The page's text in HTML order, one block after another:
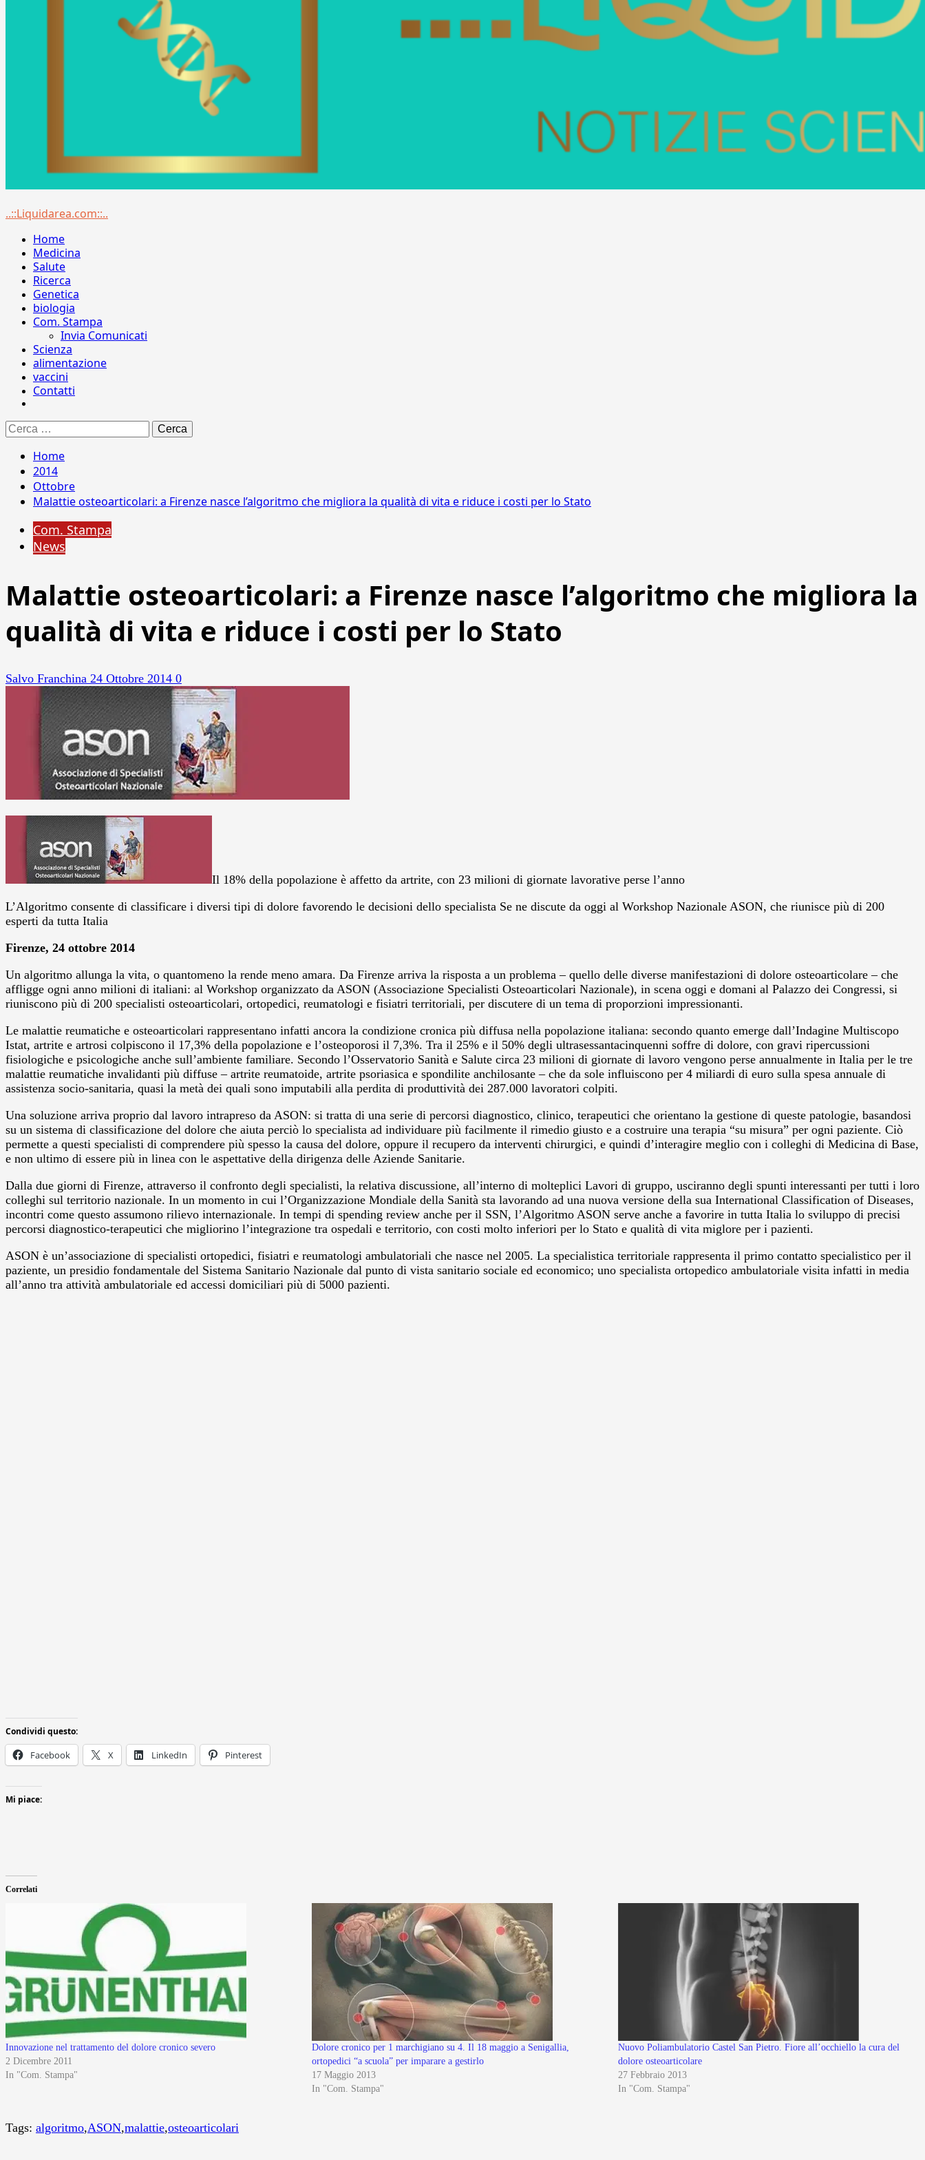
Menu
..::Liquidarea.com::..
Home
Medicina
Salute
Ricerca
Genetica
biologia
Com. Stampa
Invia Comunicati
Scienza
alimentazione
vaccini
Contatti
Ricerca
per:
Home
2014
Ottobre
Malattie osteoarticolari: a Firenze nasce l’algoritmo che migliora la qualità di vita e riduce i costi per lo Stato
Com. Stampa
News
Malattie osteoarticolari: a Firenze nasce l’algoritmo che migliora la
qualità di vita e riduce i costi per lo Stato
Salvo Franchina 24 Ottobre 2014 0
Il 18% della popolazione è affetto da artrite, con 23 milioni di giornate lavorative perse l’anno
L’Algoritmo consente di classificare i diversi tipi di dolore favorendo le decisioni dello specialista Se ne discute da oggi al Workshop Nazionale ASON, che riunisce più di 200
esperti da tutta Italia
Firenze, 24 ottobre 2014
Un algoritmo allunga la vita, o quantomeno la rende meno amara. Da Firenze arriva la risposta a un problema – quello delle diverse manifestazioni di dolore osteoarticolare – che
affligge ogni anno milioni di italiani: al Workshop organizzato da ASON (Associazione Specialisti Osteoarticolari Nazionale), in scena oggi e domani al Palazzo dei Congressi, si
riuniscono più di 200 specialisti osteoarticolari, ortopedici, reumatologi e fisiatri territoriali, per discutere di un tema di proporzioni impressionanti.
Le malattie reumatiche e osteoarticolari rappresentano infatti ancora la condizione cronica più diffusa nella popolazione italiana: secondo quanto emerge dall’Indagine Multiscopo
Istat, artrite e artrosi colpiscono il 17,3% della popolazione e l’osteoporosi il 7,3%. Tra il 25% e il 50% degli ultrasessantacinquenni soffre di dolore, con gravi ripercussioni
fisiologiche e psicologiche anche sull’ambiente familiare. Secondo l’Osservatorio Sanità e Salute circa 23 milioni di giornate di lavoro vengono perse annualmente in Italia per le tre
malattie reumatiche invalidanti più diffuse – artrite reumatoide, artrite psoriasica e spondilite anchilosante – che da sole influiscono per 4 miliardi di euro sulla spesa annuale di
assistenza socio-sanitaria, quasi la metà dei quali sono imputabili alla perdita di produttività dei 287.000 lavoratori colpiti.
Una soluzione arriva proprio dal lavoro intrapreso da ASON: si tratta di una serie di percorsi diagnostico, clinico, terapeutici che orientano la gestione di queste patologie, basandosi
su un sistema di classificazione del dolore che aiuta perciò lo specialista ad individuare più facilmente il rimedio giusto e a costruire una terapia “su misura” per ogni paziente. Ciò
permette a questi specialisti di comprendere più spesso la causa del dolore, oppure il recupero da interventi chirurgici, e quindi d’interagire meglio con i colleghi di Medicina di Base,
e non ultimo di essere più in linea con le aspettative della dirigenza delle Aziende Sanitarie.
Dalla due giorni di Firenze, attraverso il confronto degli specialisti, la relativa discussione, all’interno di molteplici Lavori di gruppo, usciranno degli spunti interessanti per tutti i loro
colleghi sul territorio nazionale. In un momento in cui l’Organizzazione Mondiale della Sanità sta lavorando ad una nuova versione della sua International Classification of Diseases,
incontri come questo assumono rilievo internazionale. In tempi di spending review anche per il SSN, l’Algoritmo ASON serve anche a favorire in tutta Italia lo sviluppo di precisi
percorsi diagnostico-terapeutici che migliorino l’integrazione tra ospedali e territorio, con costi molto inferiori per lo Stato e qualità di vita miglore per i pazienti.
ASON è un’associazione di specialisti ortopedici, fisiatri e reumatologi ambulatoriali che nasce nel 2005. La specialistica territoriale rappresenta il primo contatto specialistico per il
paziente, un presidio fondamentale del Sistema Sanitario Nazionale dal punto di vista sanitario sociale ed economico; uno specialista ortopedico ambulatoriale visita infatti in media
all’anno tra attività ambulatoriale ed accessi domiciliari più di 5000 pazienti.
Condividi questo:
Facebook X LinkedIn Pinterest
Mi piace:
Correlati
Innovazione nel trattamento del dolore cronico severo
2 Dicembre 2011
In "Com. Stampa"
Dolore cronico per 1 marchigiano su 4. Il 18 maggio a Senigallia,
ortopedici “a scuola” per imparare a gestirlo
17 Maggio 2013
In "Com. Stampa"
Nuovo Poliambulatorio Castel San Pietro. Fiore all’occhiello la cura del
dolore osteoarticolare
27 Febbraio 2013
In "Com. Stampa"
Tags: algoritmo,ASON,malattie,osteoarticolari